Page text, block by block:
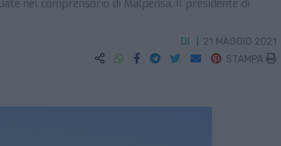
nel comprensorio di Malpensa. Il presidente di
DI
21 MAGGIO 2021
STAMPA